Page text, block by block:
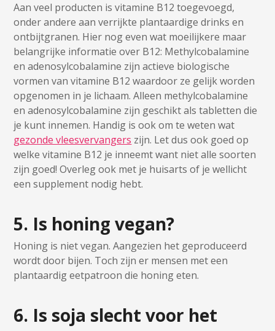
Aan veel producten is vitamine B12 toegevoegd,
onder andere aan verrijkte plantaardige drinks en
ontbijtgranen. Hier nog even wat moeilijkere maar
belangrijke informatie over B12: Methylcobalamine
en adenosylcobalamine zijn actieve biologische
vormen van vitamine B12 waardoor ze gelijk worden
opgenomen in je lichaam. Alleen methylcobalamine
en adenosylcobalamine zijn geschikt als tabletten die
je kunt innemen. Handig is ook om te weten wat
gezonde vleesvervangers zijn. Let dus ook goed op
welke vitamine B12 je inneemt want niet alle soorten
zijn goed! Overleg ook met je huisarts of je wellicht
een supplement nodig hebt.
5. Is honing vegan?
Honing is niet vegan. Aangezien het geproduceerd
wordt door bijen. Toch zijn er mensen met een
plantaardig eetpatroon die honing eten.
6. Is soja slecht voor het